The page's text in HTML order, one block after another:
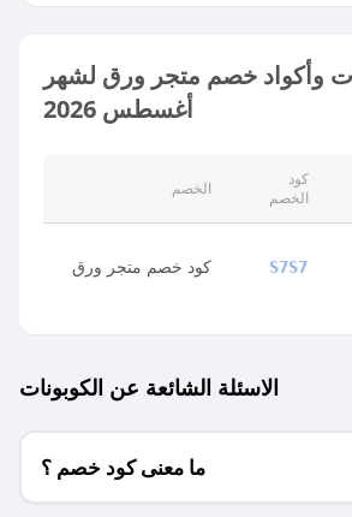
وأكواد خصم متجر ورق لشهر
أغسطس 2026
الخصم
كود
الخصم
كود خصم متجر ورق S7S7
الاسئلة الشائعة عن الكوبونات
ما معنى كود خصم ؟